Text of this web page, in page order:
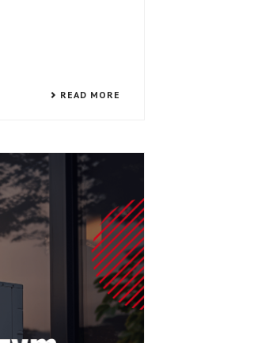
READ MORE